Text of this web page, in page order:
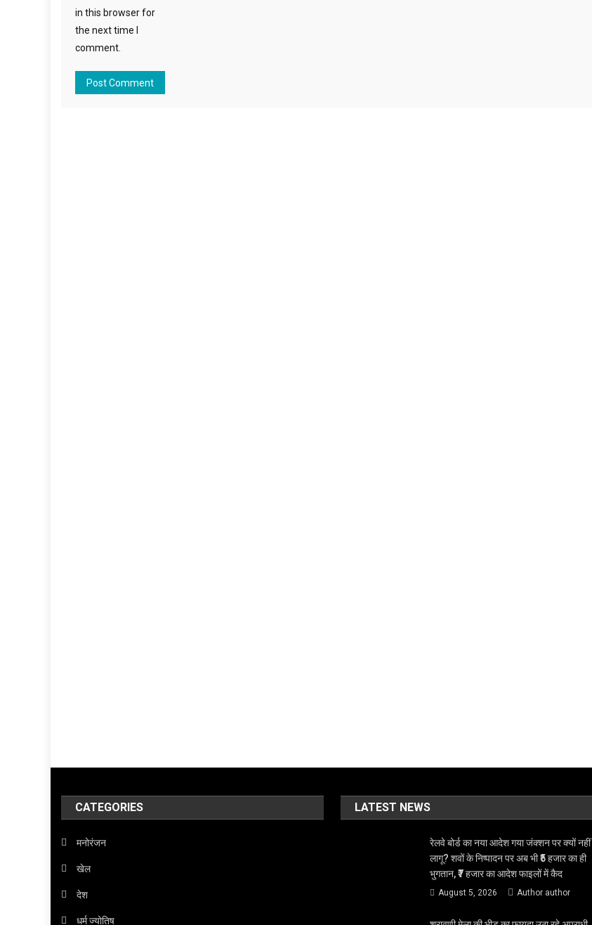
in this browser for
the next time I
comment.
CATEGORIES
मनोरंजन
खेल
देश
धर्म ज्योतिष
LATEST NEWS
रेलवे बोर्ड का नया आदेश गया जंक्शन पर क्यों नहीं
लागू? शवों के निष्पादन पर अब भी ₹5 हजार का ही
भुगतान, ₹7 हजार का आदेश फाइलों में कैद
August 5, 2026 Author author